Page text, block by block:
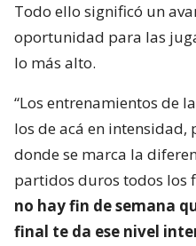
Todo ello significó un
oportunidad para las
lo más alto.
“Los entrenamientos de
los de acá en intensidad,
donde se marca la
partidos duros todos los
no hay fin de semana
final te da ese nivel